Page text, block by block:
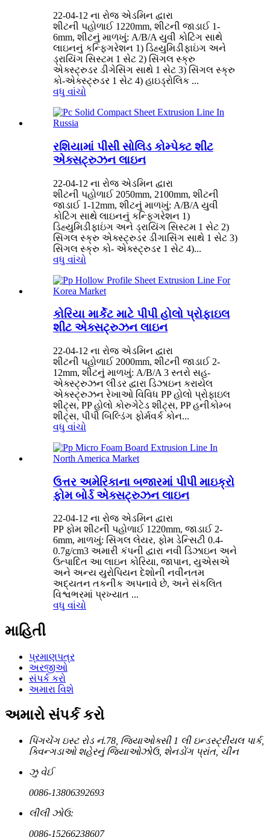
22-04-12 ના રોજ એડમિન દ્વારા
શીટની પહોળાઈ 1220mm, શીટની જાડાઈ 1-
6mm, શીટનું માળખું: A/B/A યુવી કોટિંગ સાથે
લાઇનનું કન્ફિગરેશન 1) ડિહ્યુમિડીફાઇંગ અને
ડ્રાયિંગ સિસ્ટમ 1 સેટ 2) સિંગલ સ્ક્રુ
એક્સ્ટ્રુડર ડીગેસિંગ સાથે 1 સેટ 3) સિંગલ સ્ક્રુ
કો-એક્સ્ટ્રુડર 1 સેટ 4) હાઇડ્રોલિક ...
વધુ વાંચો
રશિયામાં પીસી સોલિડ કોમ્પેક્ટ શીટ
એક્સટ્રુઝન લાઇન
22-04-12 ના રોજ એડમિન દ્વારા
શીટની પહોળાઈ 2050mm, 2100mm, શીટની
જાડાઈ 1-12mm, શીટનું માળખું: A/B/A યુવી
કોટિંગ સાથે લાઇનનું કન્ફિગરેશન 1)
ડિહ્યુમિડીફાઇંગ અને ડ્રાયિંગ સિસ્ટમ 1 સેટ 2)
સિંગલ સ્ક્રુ એક્સ્ટ્રુડર ડીગાસિંગ સાથે 1 સેટ 3)
સિંગલ સ્ક્રુ કો- એક્સ્ટ્રુડર 1 સેટ 4)...
વધુ વાંચો
કોરિયા માર્કેટ માટે પીપી હોલો પ્રોફાઇલ
શીટ એક્સટ્રુઝન લાઇન
22-04-12 ના રોજ એડમિન દ્વારા
શીટની પહોળાઈ 2000mm, શીટની જાડાઈ 2-
12mm, શીટનું માળખું: A/B/A 3 સ્તરો સહ-
એક્સ્ટ્રુઝન લીડર દ્વારા ડિઝાઇન કરાયેલ
એક્સ્ટ્રુઝન રેખાઓ વિવિધ PP હોલો પ્રોફાઇલ
શીટ્સ, PP હોલો કોરુગેટેડ શીટ્સ, PP હનીકોમ્બ
શીટ્સ, પીપી બિલ્ડિંગ ફોર્મવર્ક કોન...
વધુ વાંચો
ઉત્તર અમેરિકાના બજારમાં પીપી માઇક્રો
ફોમ બોર્ડ એક્સટ્રુઝન લાઇન
22-04-12 ના રોજ એડમિન દ્વારા
PP ફોમ શીટની પહોળાઈ 1220mm, જાડાઈ 2-
6mm, માળખું: સિંગલ લેયર, ફોમ ડેન્સિટી 0.4-
0.7g/cm3 અમારી કંપની દ્વારા નવી ડિઝાઇન અને
ઉત્પાદિત આ લાઇન કોરિયા, જાપાન, યુએસએ
અને અન્ય યુરોપિયન દેશોની નવીનતમ
અદ્યતન તકનીક અપનાવે છે, અને સંકલિત
વિશ્વભરમાં પ્રખ્યાત ...
વધુ વાંચો
માહિતી
પ્રમાણપત્ર
અરજીઓ
સંપર્ક કરો
અમારા વિશે
અમારો સંપર્ક કરો
પિંગચેંગ ઇસ્ટ રોડ નં.78, જિયાઓક્સી 1 લી ઇન્ડસ્ટ્રીયલ પાર્ક,
ક્વિન્ગડાઓ શહેરનું જિયાઓઝોઉ, શેનડોંગ પ્રાંત, ચીન
ઝુ વેઈ
0086-13806392693
લીલી ઝોઉ:
0086-15266238607